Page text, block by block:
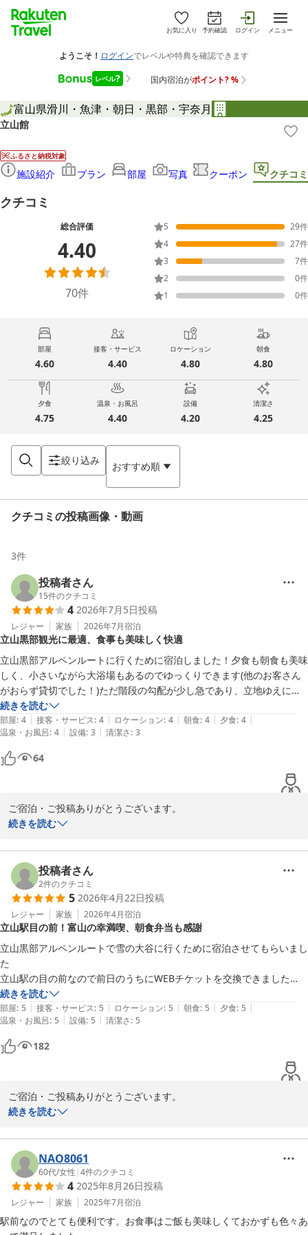
お気に入り 予約確認 ログイン メニュー
富山県滑川・魚津・朝日・黒部・宇奈月
立山館
ふるさと納税対象
施設紹介 プラン 部屋 写真 クーポン クチコミ
クチコミ
総合評価
4.40
70件
5 29件
4
27件
3
7件
2
0件
1
0件
部屋
4.60
接客・サービス
4.40
ロケーション
4.80
朝食
4.80
夕食
4.75
温泉・お風呂
4.40
設備
4.20
清潔さ
4.25
絞り込み おすすめ順
クチコミの投稿画像・動画
3件
投稿者さん
15件のクチコミ
4 2026年7月5日投稿
レジャー 家族 2026年7月宿泊
立山黒部観光に最適、食事も美味しく快適
立山黒部アルペンルートに行くために宿泊しました！夕食も朝食も美味
しく、小さいながら大浴場もあるのでゆっくりできます(他のお客さん
がおらず貸切でした！)ただ階段の勾配が少し急であり、立地ゆえに小
さめの虫はいたりしますが、建物の古さの割には綺麗だと思います。
続きを読む
部屋: 4 | 接客・サービス: 4 | ロケーション: 4 | 朝食: 4 | 夕食: 4 |
温泉・お風呂: 4 | 設備: 3 | 清潔さ: 3
64
ご宿泊・ご投稿ありがとうございます。
創業67年立山黒部アルペンルートの観光にお役に立てればと思って
全室ユニットバス・トイレ付きです。混雑時・早朝には、お部屋で
も入浴・シャワー可能です。
立山館
2026-07-05
続きを読む
投稿者さん
2件のクチコミ
5 2026年4月22日投稿
レジャー 家族 2026年4月宿泊
立山駅目の前！富山の幸満喫、朝食弁当も感謝
立山黒部アルペンルートで雪の大谷に行くために宿泊させてもらいまし
た
立山駅の目の前なので前日のうちにWEBチケットを交換できました
夕飯は富山の幸ほたるいか　しろえびに春の山菜　燻製たまごなど種類
豊富でとても楽しめました　お米も美味しかったです
朝出発が早かったので朝食をお弁当にしてもらえてとてもありがたかっ
たです
続きを読む
部屋: 5 | 接客・サービス: 5 | ロケーション: 5 | 朝食: 5 | 夕食: 5 |
温泉・お風呂: 5 | 設備: 5 | 清潔さ: 5
182
ご宿泊・ご投稿ありがとうございます。
立山黒部アルペンルートの観光に最適・春山雪の大谷イベントなど
ゴールデンウイーク等これから多くのお客様がご利用される予定で
す。時間に余裕を持ってお越しください。
富山公設市場では、ホタルイカ・白エビ等水揚げされておりま
す。
立山館
2026-04-23
続きを読む
NAO8061
60代/女性 |4件のクチコミ
4 2025年8月26日投稿
レジャー 家族 2025年7月宿泊
駅前なのでとても便利です。お食事はご飯も美味しくておかずも色々あ